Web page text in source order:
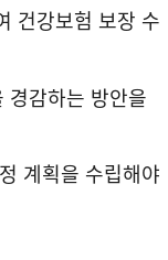
건강보험 보장 수
경감하는 방안을
계획을 수립해야